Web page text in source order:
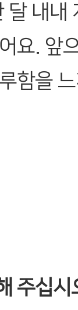
달 내내
요. 앞
함을
주십시